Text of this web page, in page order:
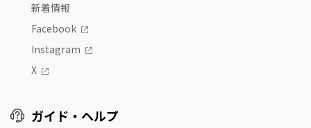
新着情報
Facebook
Instagram
X
ガイド・ヘルプ